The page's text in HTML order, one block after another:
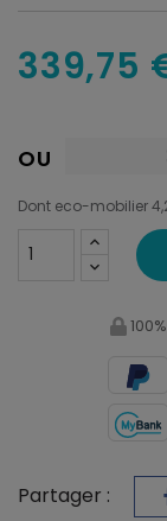
339,75
OU
Dont eco-mobilier
Partager :